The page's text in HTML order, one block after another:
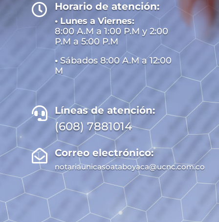
 Horario de atención:
• Lunes a Viernes:
8:00 A.M a 1:00 P.M y 2:00
P.M a 5:00 P.M
• Sábados 8:00 A.M a 12:00
M
 Líneas de atención:
(608) 7881014
 Correo electrónico:
notariaunicasoataboyaca@ucnc.com.co